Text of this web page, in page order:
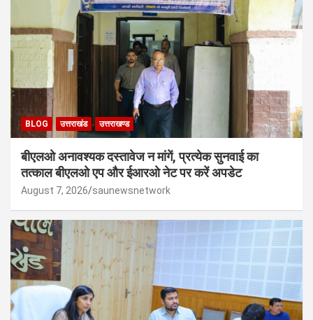
BLOG उत्तराखंड उत्तराखण्ड
बीएलओ अनावश्यक दस्तावेज न मांगें, प्रत्येक सुनवाई का
तत्काल बीएलओ एप और ईआरओ नेट पर करें अपडेट
August 7, 2026 saunewsnetwork